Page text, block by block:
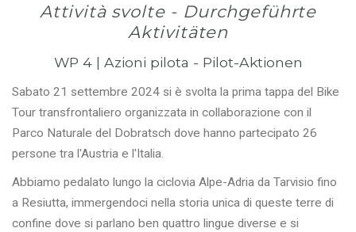
Attività svolte - Durchgeführte
Aktivitäten
WP 4 | Azioni pilota - Pilot-Aktionen
Sabato 21 settembre 2024 si è svolta la prima tappa del Bike
Tour transfrontaliero organizzata in collaborazione con il
Parco Naturale del Dobratsch dove hanno partecipato 26
persone tra l'Austria e l'Italia.
Abbiamo pedalato lungo la ciclovia Alpe-Adria da Tarvisio fino
a Resiutta, immergendoci nella storia unica di queste terre di
confine dove si parlano ben quattro lingue diverse e si